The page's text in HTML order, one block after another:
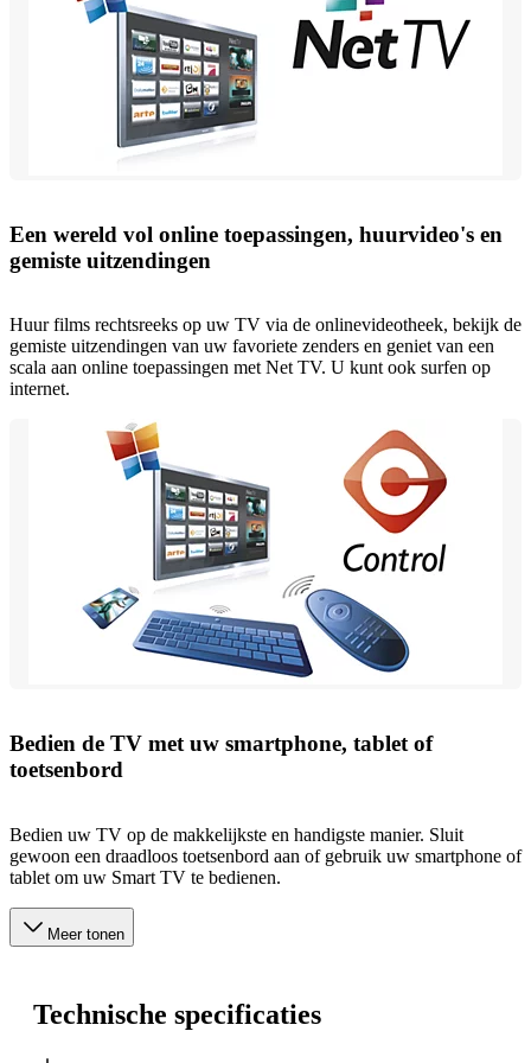
Een wereld vol online toepassingen, huurvideo's en
gemiste uitzendingen
Huur films rechtsreeks op uw TV via de onlinevideotheek, bekijk de
gemiste uitzendingen van uw favoriete zenders en geniet van een
scala aan online toepassingen met Net TV. U kunt ook surfen op
internet.
Bedien de TV met uw smartphone, tablet of
toetsenbord
Bedien uw TV op de makkelijkste en handigste manier. Sluit
gewoon een draadloos toetsenbord aan of gebruik uw smartphone of
tablet om uw Smart TV te bedienen.
Meer tonen
Technische specificaties